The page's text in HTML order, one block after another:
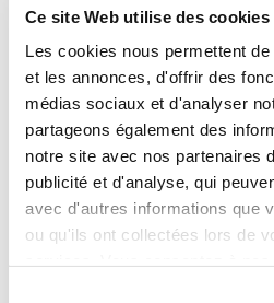
Ce site Web utilise des cookies
Les cookies nous permettent
et les annonces, d'offrir des
médias sociaux et d'analyser
partageons également des
notre site avec nos partenaires
publicité et d'analyse, qui
avec d'autres informations que
ou qu'ils ont collectées lors de
ENVIRONNEMENT
ENVIRONNEMENT
Le Haut Conseil pour le
sursaut »
Le Haut Conseil pour le Climat